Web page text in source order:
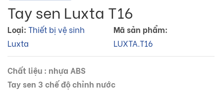
Tay sen Luxta T16
Loại: Thiết bị vệ sinh
Luxta
Mã sản phẩm:
LUXTA.T16
Chất liệu : nhựa ABS
Tay sen 3 chế độ chỉnh nước